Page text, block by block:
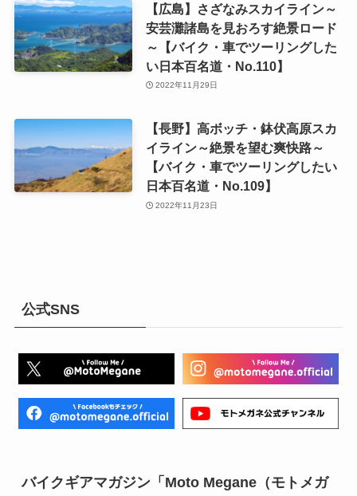
【広島】さざなみスカイライン～
安芸灘諸島を見おろす絶景ロード
～【バイク・車でツーリングした
い日本百名道・No.110】
2022年11月29日
【長野】高ボッチ・鉢伏高原スカ
イライン～絶景を望む爽快路～
【バイク・車でツーリングしたい
日本百名道・No.109】
2022年11月23日
公式SNS
バイクギアマガジン「Moto Megane（モトメガ